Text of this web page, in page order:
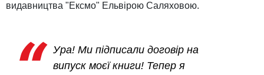
видавництва "Ексмо" Ельвірою Саляховою.
Ура! Ми підписали договір на
випуск моєї книги! Тепер я